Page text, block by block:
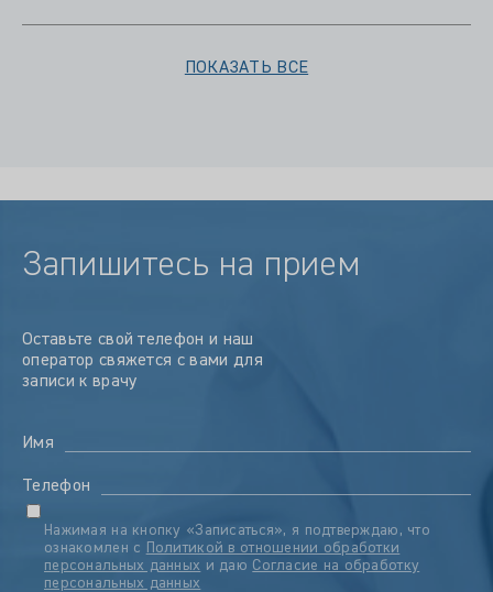
ПОКАЗАТЬ ВСЕ
Запишитесь на прием
Оставьте свой телефон и наш
оператор свяжется с вами для
записи к врачу
Имя
Телефон
Нажимая на кнопку «Записаться», я подтверждаю, что
ознакомлен с Политикой в отношении обработки
персональных данных и даю Согласие на обработку
персональных данных